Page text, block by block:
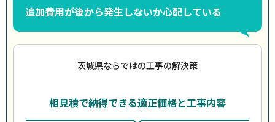
追加費用が後から発生しないか心配している
茨城県ならではの工事の解決策
相見積で納得できる適正価格と工事内容